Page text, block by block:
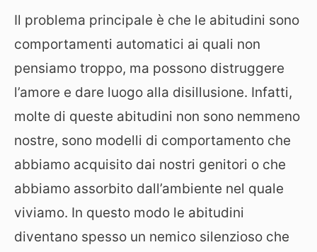
Il problema principale è che le abitudini sono
comportamenti automatici ai quali non
pensiamo troppo, ma possono distruggere
l’amore e dare luogo alla disillusione. Infatti,
molte di queste abitudini non sono nemmeno
nostre, sono modelli di comportamento che
abbiamo acquisito dai nostri genitori o che
abbiamo assorbito dall’ambiente nel quale
viviamo. In questo modo le abitudini
diventano spesso un nemico silenzioso che